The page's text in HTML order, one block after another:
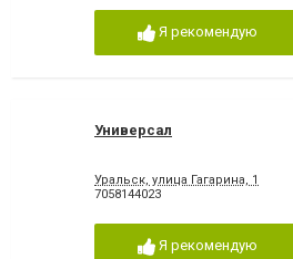
Я рекомендую
Универсал
Уральск, улица Гагарина, 1
7058144023
Я рекомендую